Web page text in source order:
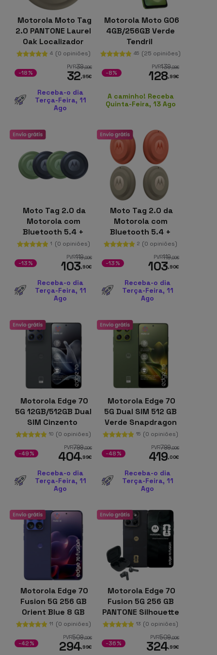
Motorola Moto Tag
2.0 PANTONE Laurel
Oak Localizador
Android Bluetooth
Channel Sounding +
4 (0 opiniões)
PVR39,99€
32,95€
-18%
Receba-o dia
Terça-Feira, 11
Ago
Motorola Moto G06
4GB/256GB Verde
Tendril
45 (25 opiniões)
PVR139,98€
128,99€
-8%
A caminho! Receba
Quinta-Feira, 13 Ago
Moto Tag 2.0 da
Motorola com
Bluetooth 5.4 +
UWB (Pack 4) Azul e
1 (0 opiniões)
PVR119,00€
103,90€
-13%
Receba-o dia
Terça-Feira, 11
Ago
Moto Tag 2.0 da
Motorola com
Bluetooth 5.4 +
UWB (Pack 4)
Vermelho e
Cinzento
2 (0 opiniões)
PVR119,00€
103,90€
-13%
Receba-o dia
Terça-Feira, 11
Ago
Motorola Edge 70
5G 12GB/512GB Dual
SIM Cinzento
10 (0 opiniões)
PVR799,00€
404,99€
-49%
Receba-o dia
Terça-Feira, 11
Ago
Motorola Edge 70
5G Dual SIM 512 GB
Verde Snapdragon
7 Gen 4 12 GB de
RAM Ecrã de 6,7"
15 (0 opiniões)
PVR799,00€
419,00€
-48%
Receba-o dia
Terça-Feira, 11
Ago
Motorola Edge 70
Fusion 5G 256 GB
Orient Blue 8 GB
pOLED 144 Hz
11 (0 opiniões)
PVR509,00€
294,99€
-42%
Motorola Edge 70
Fusion 5G 256 GB
PANTONE Silhouette
8 GB FIFA Version +
Buds Bass EU
13 (0 opiniões)
PVR509,00€
324,99€
-36%